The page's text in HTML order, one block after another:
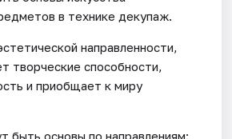
в технике декупаж.
направленности,
творческие способности,
и приобщает к миру
быть основы по направлениям: